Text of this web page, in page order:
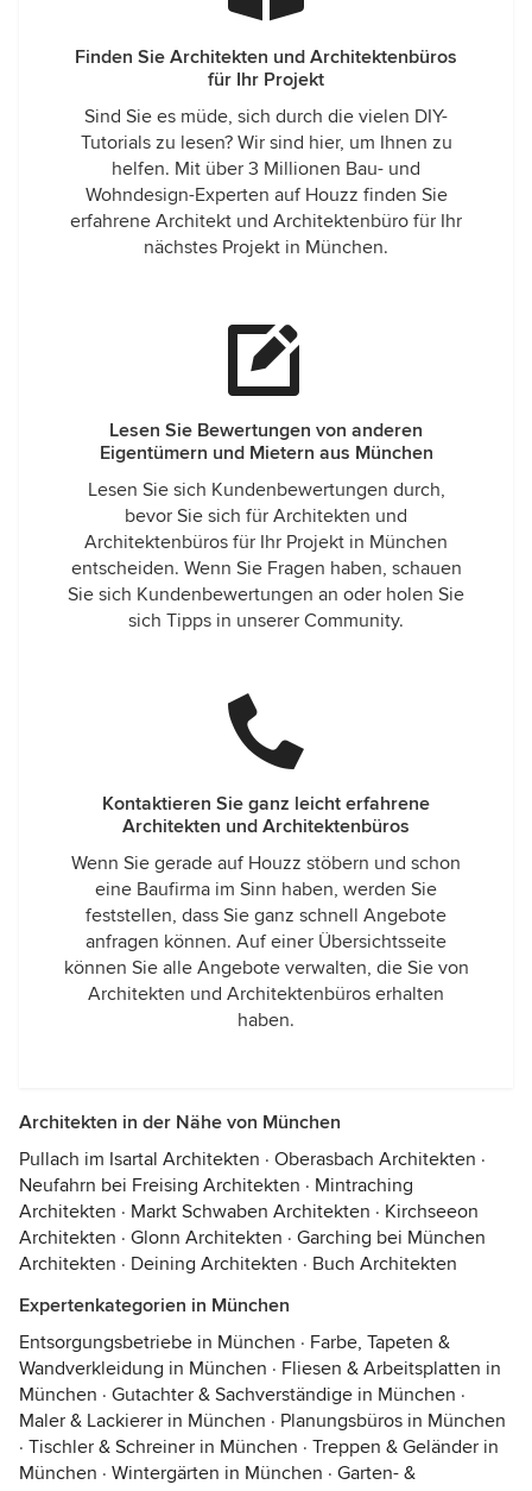
Finden Sie Architekten und Architektenbüros
für Ihr Projekt
Sind Sie es müde, sich durch die vielen DIY-
Tutorials zu lesen? Wir sind hier, um Ihnen zu
helfen. Mit über 3 Millionen Bau- und
Wohndesign-Experten auf Houzz finden Sie
erfahrene Architekt und Architektenbüro für Ihr
nächstes Projekt in München.
Lesen Sie Bewertungen von anderen
Eigentümern und Mietern aus München
Lesen Sie sich Kundenbewertungen durch,
bevor Sie sich für Architekten und
Architektenbüros für Ihr Projekt in München
entscheiden. Wenn Sie Fragen haben, schauen
Sie sich Kundenbewertungen an oder holen Sie
sich Tipps in unserer Community.
Kontaktieren Sie ganz leicht erfahrene
Architekten und Architektenbüros
Wenn Sie gerade auf Houzz stöbern und schon
eine Baufirma im Sinn haben, werden Sie
feststellen, dass Sie ganz schnell Angebote
anfragen können. Auf einer Übersichtsseite
können Sie alle Angebote verwalten, die Sie von
Architekten und Architektenbüros erhalten
haben.
Architekten in der Nähe von München
Pullach im Isartal Architekten · Oberasbach Architekten ·
Neufahrn bei Freising Architekten · Mintraching
Architekten · Markt Schwaben Architekten · Kirchseeon
Architekten · Glonn Architekten · Garching bei München
Architekten · Deining Architekten · Buch Architekten
Expertenkategorien in München
Entsorgungsbetriebe in München · Farbe, Tapeten &
Wandverkleidung in München · Fliesen & Arbeitsplatten in
München · Gutachter & Sachverständige in München ·
Maler & Lackierer in München · Planungsbüros in München
· Tischler & Schreiner in München · Treppen & Geländer in
München · Wintergärten in München · Garten- &